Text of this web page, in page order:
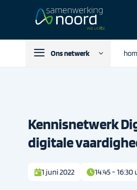
Ons netwerk
Kennisnetwerk
digitale
1 juni 2022 14:45 - 16:30